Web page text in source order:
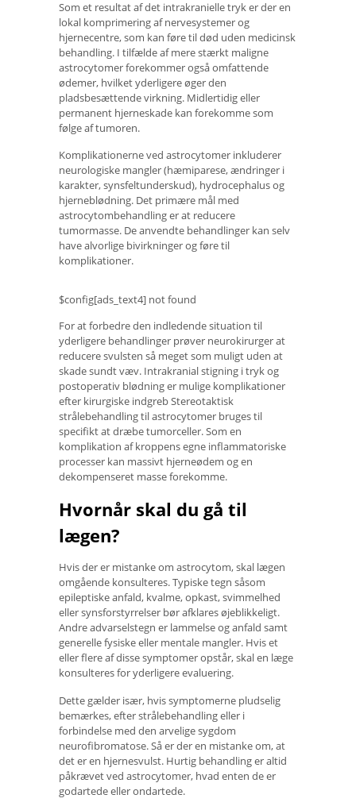
Som et resultat af det intrakranielle tryk er der en
lokal komprimering af nervesystemer og
hjernecentre, som kan føre til død uden medicinsk
behandling. I tilfælde af mere stærkt maligne
astrocytomer forekommer også omfattende
ødemer, hvilket yderligere øger den
pladsbesættende virkning. Midlertidig eller
permanent hjerneskade kan forekomme som
følge af tumoren.
Komplikationerne ved astrocytomer inkluderer
neurologiske mangler (hæmiparese, ændringer i
karakter, synsfeltunderskud), hydrocephalus og
hjerneblødning. Det primære mål med
astrocytombehandling er at reducere
tumormasse. De anvendte behandlinger kan selv
have alvorlige bivirkninger og føre til
komplikationer.
$config[ads_text4] not found
For at forbedre den indledende situation til
yderligere behandlinger prøver neurokirurger at
reducere svulsten så meget som muligt uden at
skade sundt væv. Intrakranial stigning i tryk og
postoperativ blødning er mulige komplikationer
efter kirurgiske indgreb Stereotaktisk
strålebehandling til astrocytomer bruges til
specifikt at dræbe tumorceller. Som en
komplikation af kroppens egne inflammatoriske
processer kan massivt hjerneødem og en
dekompenseret masse forekomme.
Hvornår skal du gå til
lægen?
Hvis der er mistanke om astrocytom, skal lægen
omgående konsulteres. Typiske tegn såsom
epileptiske anfald, kvalme, opkast, svimmelhed
eller synsforstyrrelser bør afklares øjeblikkeligt.
Andre advarselstegn er lammelse og anfald samt
generelle fysiske eller mentale mangler. Hvis et
eller flere af disse symptomer opstår, skal en læge
konsulteres for yderligere evaluering.
Dette gælder især, hvis symptomerne pludselig
bemærkes, efter strålebehandling eller i
forbindelse med den arvelige sygdom
neurofibromatose. Så er der en mistanke om, at
det er en hjernesvulst. Hurtig behandling er altid
påkrævet ved astrocytomer, hvad enten de er
godartede eller ondartede.